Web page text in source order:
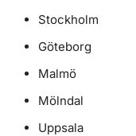
Stockholm
Göteborg
Malmö
Mölndal
Uppsala